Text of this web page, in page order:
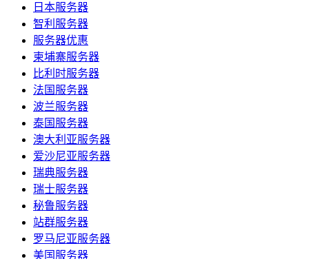
日本服务器
智利服务器
服务器优惠
柬埔寨服务器
比利时服务器
法国服务器
波兰服务器
泰国服务器
澳大利亚服务器
爱沙尼亚服务器
瑞典服务器
瑞士服务器
秘鲁服务器
站群服务器
罗马尼亚服务器
美国服务器